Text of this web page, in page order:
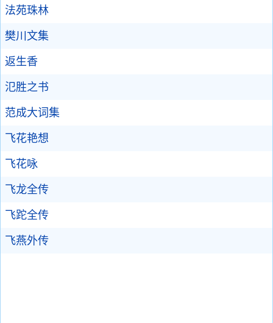
法苑珠林
樊川文集
返生香
氾胜之书
范成大词集
飞花艳想
飞花咏
飞龙全传
飞跎全传
飞燕外传